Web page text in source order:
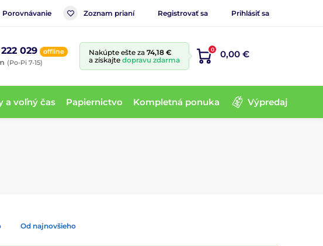
Porovnávanie Zoznam prianí Registrovať sa Prihlásiť sa
029 offline
(Po-Pi 7-15)
Nakúpte ešte za 74,18 €
a získajte dopravu zdarma
0 0,00 €
a voľný čas Papiernictvo Kompletná ponuka Výpredaj
Od najnovšieho